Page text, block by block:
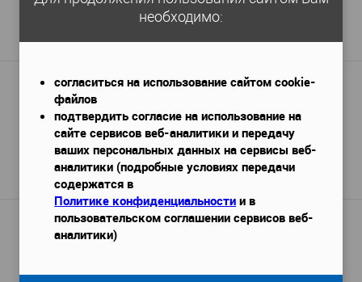
3 728 руб.
Плинтус Hi Wood B90V2
2000х14х90 мм
675 руб. / м.п.
1 350 руб.
Подробнее
Плинтус Bello Deco ПЛ 16 Черный
415 руб. / м.п.
необходимо:
согласиться на использование сайтом cookie-
файлов
подтвердить согласие на использование на
сайте сервисов веб-аналитики и передачу
ваших персональных данных на сервисы веб-
аналитики (подробные условиях передачи
содержатся в
Политике конфиденциальности и в
пользовательском соглашении сервисов веб-
аналитики)